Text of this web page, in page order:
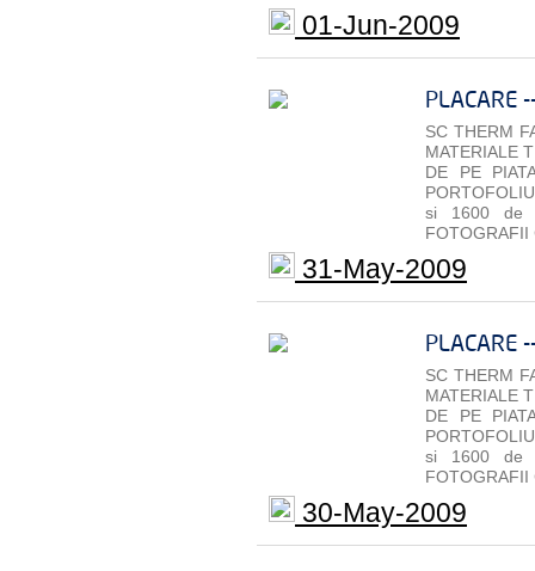
01-Jun-2009
PLACARE
SC THERM
MATERIALE
DE PE
si 1600 de
FOTOGRAFII
31-May-2009
PLACARE
SC THERM
MATERIALE
DE PE
si 1600 de
FOTOGRAFII
30-May-2009